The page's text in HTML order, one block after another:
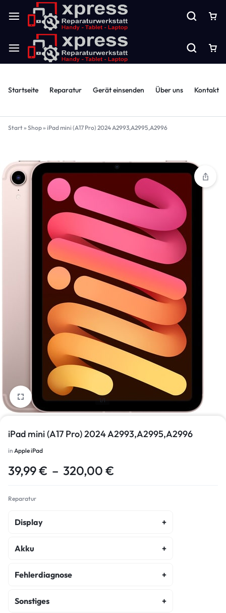
Startseite Reparatur Gerät einsenden Über uns Kontakt
Start» Shop» iPad mini (A17 Pro) 2024 A2993,A2995,A2996
1/1
iPad mini (A17 Pro) 2024 A2993,A2995,A2996
in Apple iPad
39,99€ – 320,00 €
Reparatur
Display
Display Copy Reparatur
Akku
Akku Austausch
Fehlerdiagnose
Fehlerdiagnose
Sonstiges